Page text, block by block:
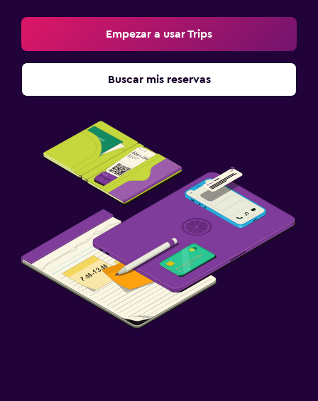
Empezar a usar Trips
Buscar mis reservas